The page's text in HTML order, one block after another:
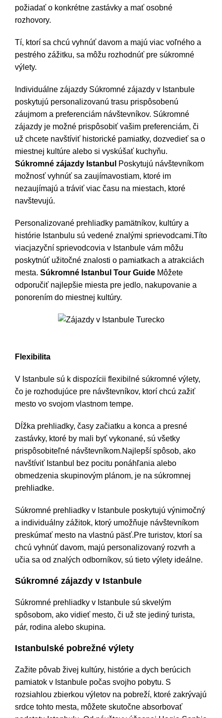
požiadať o konkrétne zastávky a mať osobné
rozhovory.
Tí, ktorí sa chcú vyhnúť davom a majú viac voľného a
pestrého zážitku, sa môžu rozhodnúť pre súkromné
výlety.
Individuálne zájazdy Súkromné zájazdy v Istanbule
poskytujú personalizovanú trasu prispôsobenú
záujmom a preferenciám návštevníkov. Súkromné
zájazdy je možné prispôsobiť vašim preferenciám, či
už chcete navštíviť historické pamiatky, dozvedieť sa o
miestnej kultúre alebo si vyskúšať kuchyňu.
Súkromné zájazdy Istanbul
Poskytujú návštevníkom
možnosť vyhnúť sa zaujímavostiam, ktoré im
nezaujímajú a tráviť viac času na miestach, ktoré
navštevujú.
Personalizované prehliadky pamätníkov, kultúry a
histórie Istanbulu sú vedené znalými sprievodcami.Títo
viacjazyční sprievodcovia v Istanbule vám môžu
poskytnúť užitočné znalosti o pamiatkach a atrakciách
mesta. Súkromné Istanbul Tour Guide Môžete
odporučiť najlepšie miesta pre jedlo, nakupovanie a
ponorením do miestnej kultúry.
Flexibilita
V Istanbule sú k dispozícii flexibilné súkromné výlety,
čo je rozhodujúce pre návštevníkov, ktorí chcú zažiť
mesto vo svojom vlastnom tempe.
Dĺžka prehliadky, časy začiatku a konca a presné
zastávky, ktoré by mali byť vykonané, sú všetky
prispôsobiteľné návštevníkom.Najlepší spôsob, ako
navštíviť Istanbul bez pocitu ponáhľania alebo
obmedzenia skupinovým plánom, je na súkromnej
prehliadke.
Súkromné prehliadky v Istanbule poskytujú výnimočný
a individuálny zážitok, ktorý umožňuje návštevníkom
preskúmať mesto na vlastnú päsť.Pre turistov, ktorí sa
chcú vyhnúť davom, majú personalizovaný rozvrh a
učia sa od znalých odborníkov, sú tieto výlety ideálne.
Súkromné zájazdy v Istanbule
Súkromné prehliadky v Istanbule sú skvelým
spôsobom, ako vidieť mesto, či už ste jediný turista,
pár, rodina alebo skupina.
Istanbulské pobrežné výlety
Zažite pôvab živej kultúry, histórie a dych berúcich
pamiatok v Istanbule počas svojho pobytu. S
rozsiahlou zbierkou výletov na pobreží, ktoré zakrývajú
srdce tohto mesta, môžete skutočne absorbovať